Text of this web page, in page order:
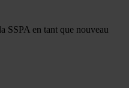
SSPA en tant que nouveau